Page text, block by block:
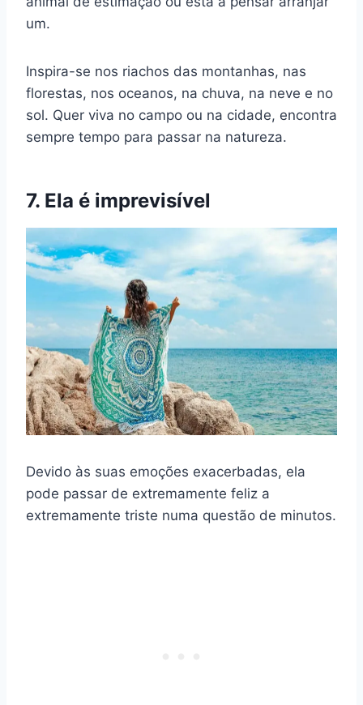
um.
Inspira-se nos riachos das montanhas, nas
florestas, nos oceanos, na chuva, na neve e no
sol. Quer viva no campo ou na cidade, encontra
sempre tempo para passar na natureza.
7. Ela é imprevisível
Devido às suas emoções exacerbadas, ela
pode passar de extremamente feliz a
extremamente triste numa questão de minutos.